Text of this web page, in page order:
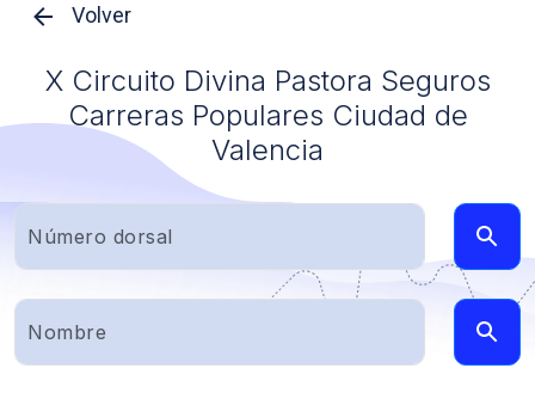
Volver
X Circuito Divina Pastora Seguros
Carreras Populares Ciudad de
Valencia